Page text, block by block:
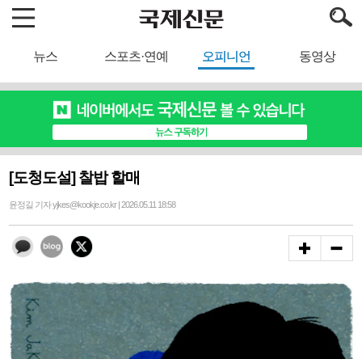
뉴스 스포츠·연예 오피니언 동영상
[도청도설] 찰밥 할매
윤정길 기자 yjkes@kookje.co.kr | 2026.05.11 18:58